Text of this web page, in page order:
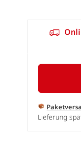
Lieferung